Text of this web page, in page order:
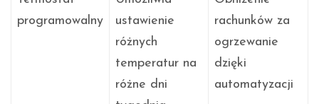
programowalny
ustawienie
różnych
temperatur na
różne dni
rachunków za
ogrzewanie
dzięki
automatyzacji